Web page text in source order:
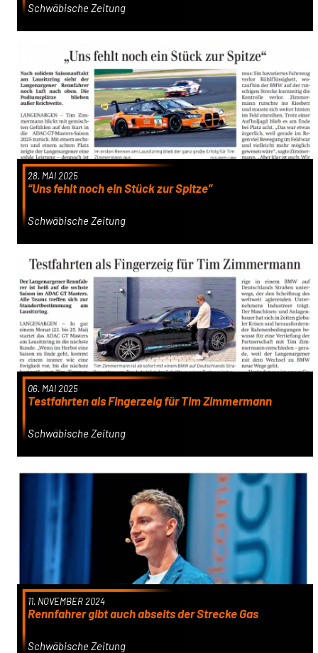
Schwäbische Zeitung
28. MAI 2025
“Uns fehlt noch ein Stück zur Spitze”
Schwäbische Zeitung
06. MAI 2025
Testfahrten als Fingerzeig für Tim Zimmermann
Schwäbische Zeitung
11. NOVEMBER 2024
Rennfahrer gibt auch abseits der Strecke Gas
Schwäbische Zeitung